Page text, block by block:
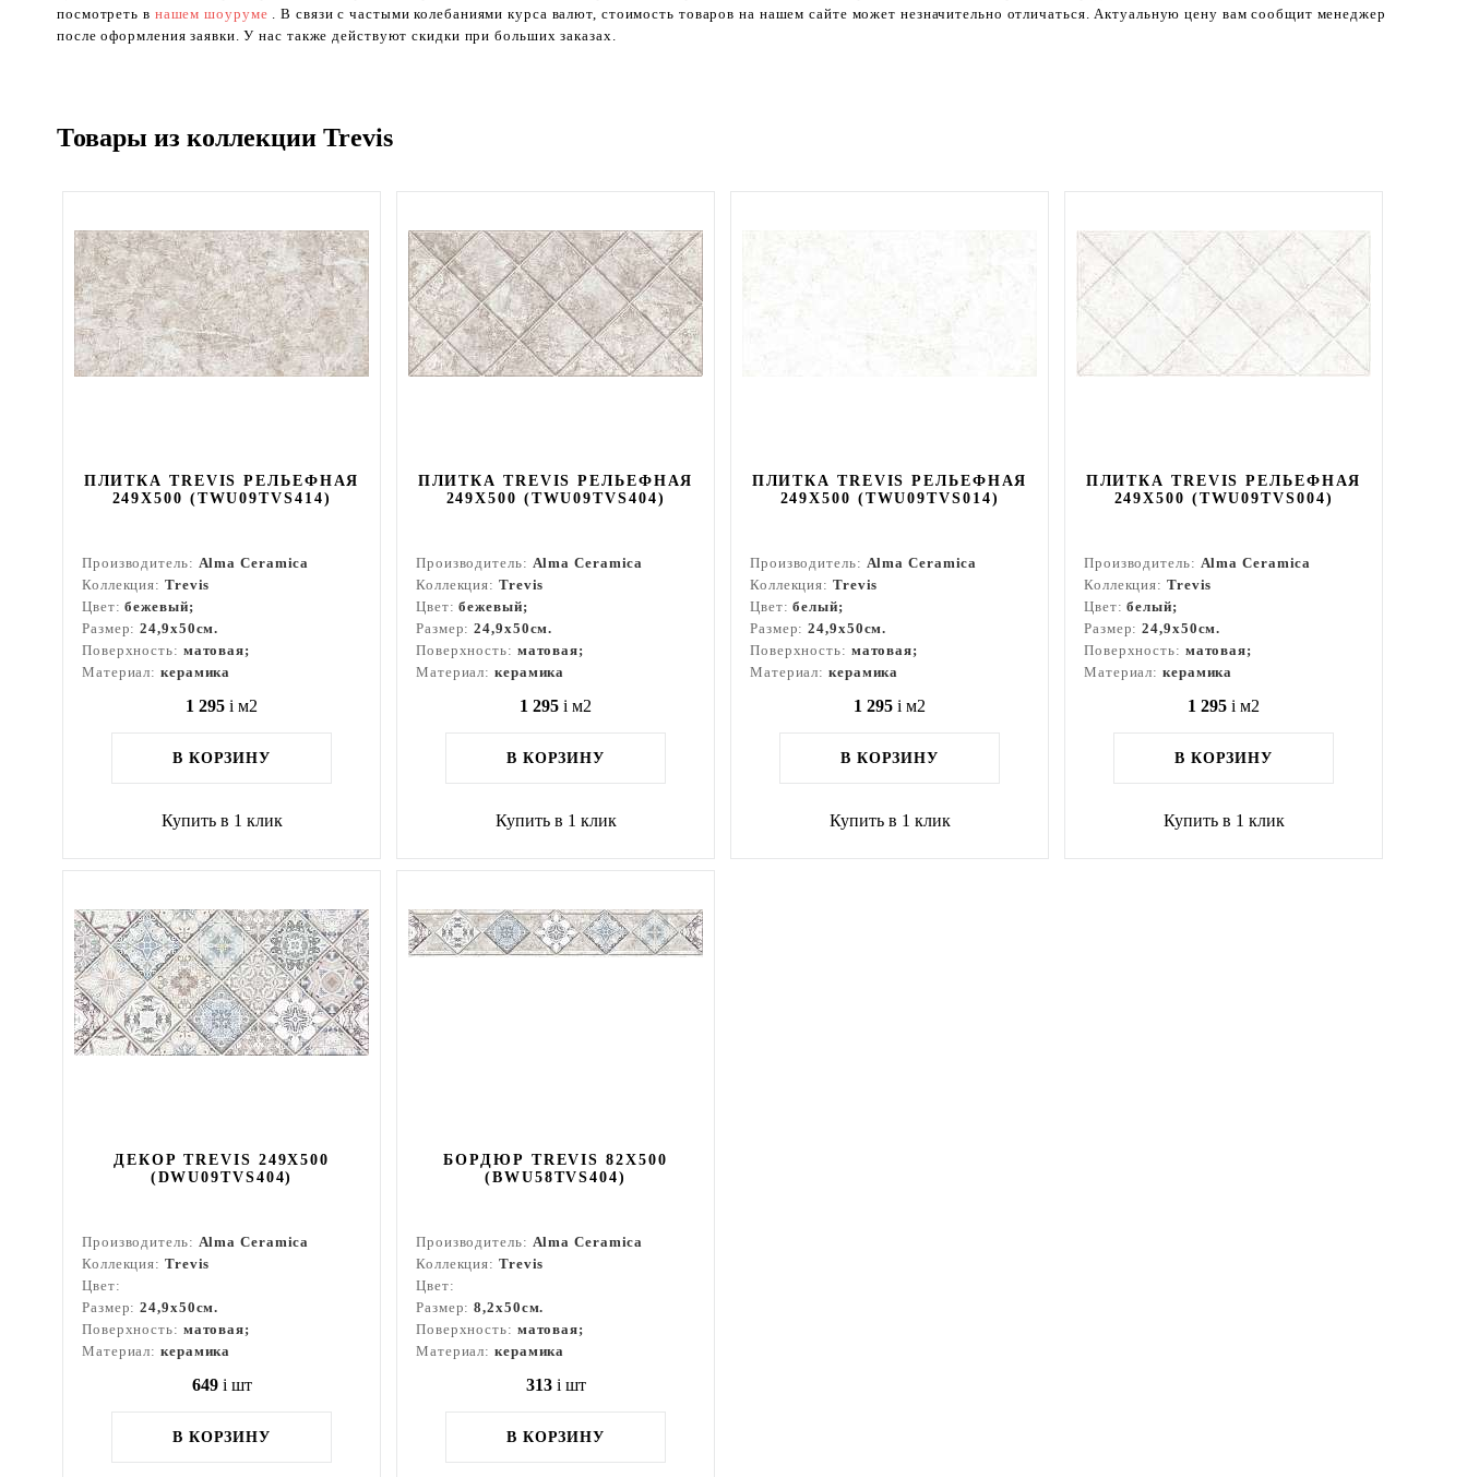
посмотреть в нашем шоуруме . В связи с частыми колебаниями курса валют, стоимость товаров на нашем сайте может незначительно отличаться. Актуальную цену вам сообщит менеджер
после оформления заявки. У нас также действуют скидки при больших заказах.
Товары из коллекции Trevis
ПЛИТКА TREVIS РЕЛЬЕФНАЯ
249X500 (TWU09TVS414)
Производитель: Alma Ceramica
Коллекция: Trevis
Цвет:бежевый;
Размер:24,9x50см.
Поверхность: матовая;
Материал: керамика
1 295 i м2
В КОРЗИНУ
Купить в 1 клик
ПЛИТКА TREVIS РЕЛЬЕФНАЯ
249X500 (TWU09TVS404)
Производитель: Alma Ceramica
Коллекция: Trevis
Цвет:бежевый;
Размер:24,9x50см.
Поверхность: матовая;
Материал: керамика
1 295 i м2
В КОРЗИНУ
Купить в 1 клик
ПЛИТКА TREVIS РЕЛЬЕФНАЯ
249X500 (TWU09TVS014)
Производитель: Alma Ceramica
Коллекция: Trevis
Цвет:белый;
Размер:24,9x50см.
Поверхность: матовая;
Материал: керамика
1 295 i м2
В КОРЗИНУ
Купить в 1 клик
ПЛИТКА TREVIS РЕЛЬЕФНАЯ
249X500 (TWU09TVS004)
Производитель: Alma Ceramica
Коллекция: Trevis
Цвет:белый;
Размер:24,9x50см.
Поверхность: матовая;
Материал: керамика
1 295 i м2
В КОРЗИНУ
Купить в 1 клик
ДЕКОР TREVIS 249X500
(DWU09TVS404)
Производитель: Alma Ceramica
Коллекция: Trevis
Цвет:
Размер:24,9x50см.
Поверхность: матовая;
Материал: керамика
649 i шт
В КОРЗИНУ
БОРДЮР TREVIS 82X500
(BWU58TVS404)
Производитель: Alma Ceramica
Коллекция: Trevis
Цвет:
Размер:8,2x50см.
Поверхность: матовая;
Материал: керамика
313 i шт
В КОРЗИНУ